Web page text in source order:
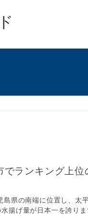
でランキング上
県の南端に位置し、太
揚げ量が日本一を誇り